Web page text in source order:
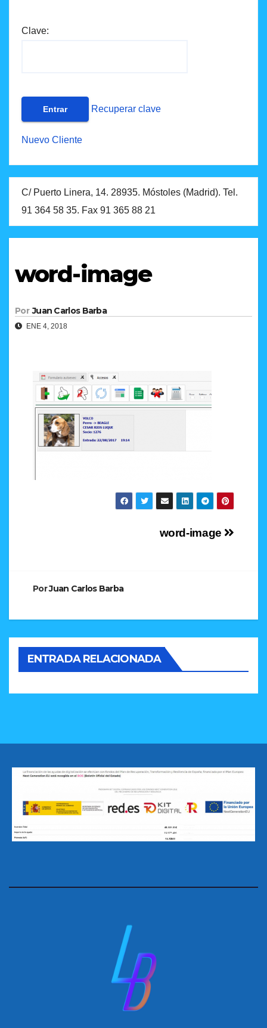
Clave:
Recuperar clave
Nuevo Cliente
C/ Puerto Linera, 14. 28935. Móstoles (Madrid). Tel.
91 364 58 35. Fax 91 365 88 21
word-image
Por Juan Carlos Barba
ENE 4, 2018
entradas
word-image
PorJuan Carlos Barba
ENTRADA RELACIONADA